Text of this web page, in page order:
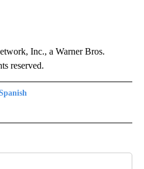
Inc., a Warner Bros.
reserved.
TO RECEIVE NOTIFICATIONS ABOUT